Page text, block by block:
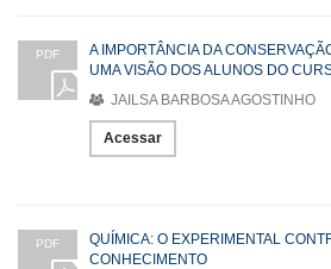
PDF
A IMPORTÂNCIA DA
UMA VISÃO DOS ALUNOS DO
JAILSA BARBOSA AGOSTINHO
Acessar
PDF
QUÍMICA: O EXPERIMENTAL
CONHECIMENTO